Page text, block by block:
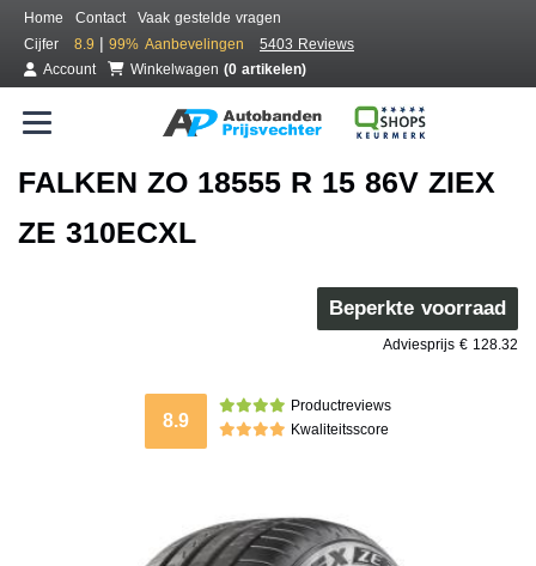
Home Contact
Vaak gestelde vragen
Cijfer
8.9 | 99% Aanbevelingen
5403 Reviews
Account
Winkelwagen (0 artikelen)
FALKEN ZO 18555 R 15 86V ZIEX
ZE 310ECXL
Beperkte voorraad
Adviesprijs € 128.32
8.9
Productreviews
Kwaliteitsscore